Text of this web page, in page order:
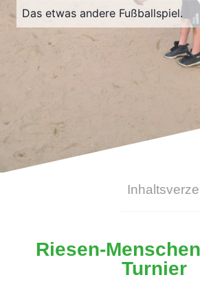
Das etwas andere Fußballspiel.
Riesen-
Turnier